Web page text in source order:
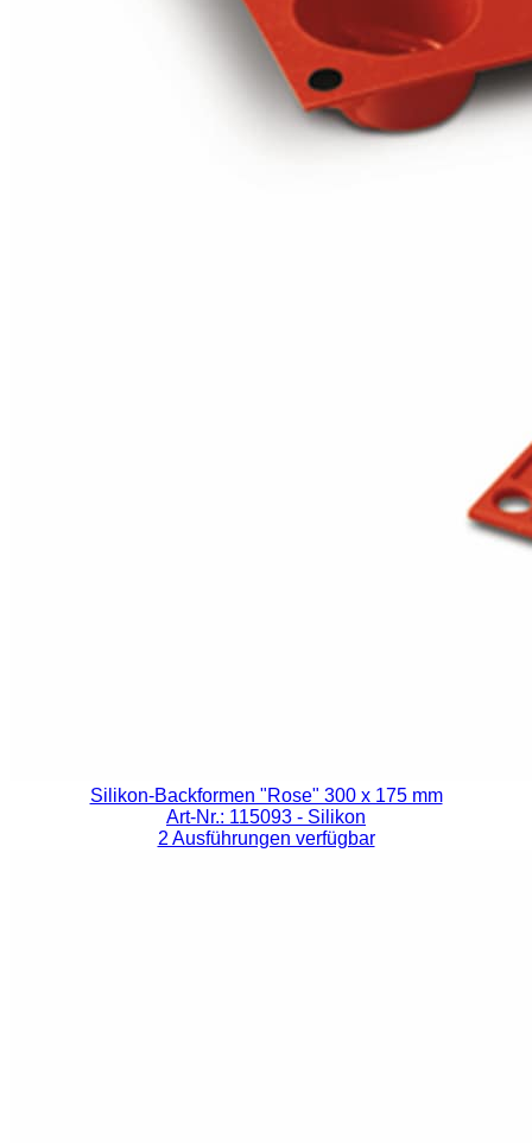
Silikon-Backformen "Rose" 300 x 175 mm
Art-Nr.: 115093 - Silikon
2 Ausführungen verfügbar